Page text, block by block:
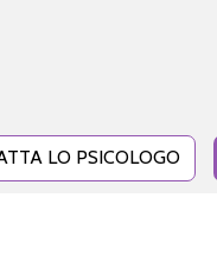
LO PSICOLOGO